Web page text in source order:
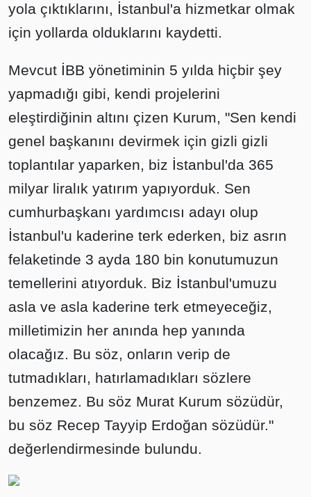
yola çıktıklarını, İstanbul'a hizmetkar olmak
için yollarda olduklarını kaydetti.
Mevcut İBB yönetiminin 5 yılda hiçbir şey
yapmadığı gibi, kendi projelerini
eleştirdiğinin altını çizen Kurum, "Sen kendi
genel başkanını devirmek için gizli gizli
toplantılar yaparken, biz İstanbul'da 365
milyar liralık yatırım yapıyorduk. Sen
cumhurbaşkanı yardımcısı adayı olup
İstanbul'u kaderine terk ederken, biz asrın
felaketinde 3 ayda 180 bin konutumuzun
temellerini atıyorduk. Biz İstanbul'umuzu
asla ve asla kaderine terk etmeyeceğiz,
milletimizin her anında hep yanında
olacağız. Bu söz, onların verip de
tutmadıkları, hatırlamadıkları sözlere
benzemez. Bu söz Murat Kurum sözüdür,
bu söz Recep Tayyip Erdoğan sözüdür."
değerlendirmesinde bulundu.